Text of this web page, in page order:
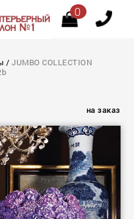
0
/JUMBO COLLECTION
на заказ